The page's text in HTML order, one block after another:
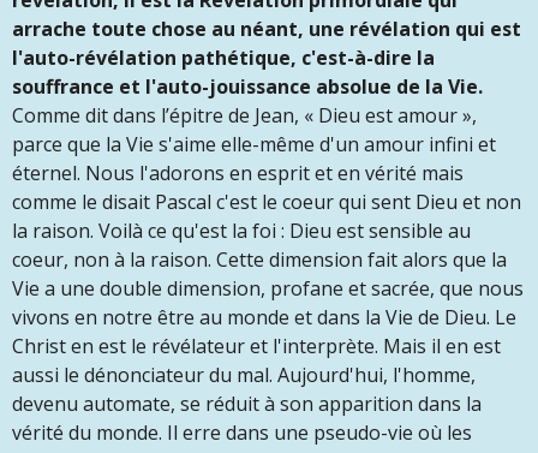
arrache toute chose au néant, une révélation qui est
l'auto-révélation pathétique, c'est-à-dire la
souffrance et l'auto-jouissance absolue de la Vie.
Comme dit dans l’épitre de Jean, « Dieu est amour »,
parce que la Vie s'aime elle-même d'un amour infini et
éternel. Nous l'adorons en esprit et en vérité mais
comme le disait Pascal c'est le coeur qui sent Dieu et non
la raison. Voilà ce qu'est la foi : Dieu est sensible au
coeur, non à la raison. Cette dimension fait alors que la
Vie a une double dimension, profane et sacrée, que nous
vivons en notre être au monde et dans la Vie de Dieu. Le
Christ en est le révélateur et l'interprète. Mais il en est
aussi le dénonciateur du mal. Aujourd'hui, l'homme,
devenu automate, se réduit à son apparition dans la
vérité du monde. Il erre dans une pseudo-vie où les